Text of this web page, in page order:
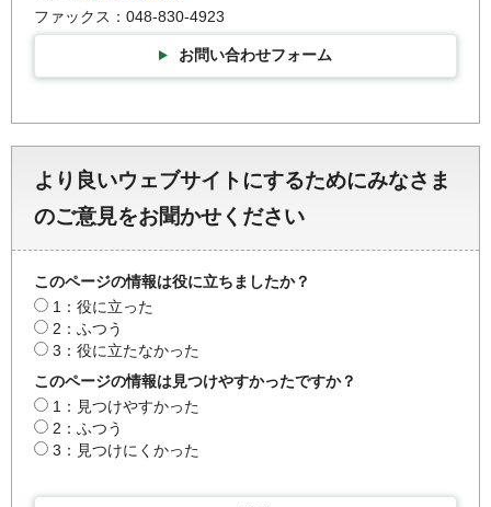
ファックス：048-830-4923
お問い合わせフォーム
より良いウェブサイトにするためにみなさま
のご意見をお聞かせください
このページの情報は役に立ちましたか？
1：役に立った
2：ふつう
3：役に立たなかった
このページの情報は見つけやすかったですか？
1：見つけやすかった
2：ふつう
3：見つけにくかった